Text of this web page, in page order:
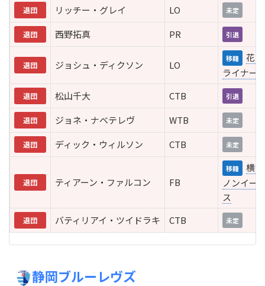
退団 リッチー・グレイ LO 未定
退団 西野拓真 PR 引退
退団 ジョシュ・ディクソン LO
移籍
花
ライナー
退団 松山千大 CTB 引退
退団 ジョネ・ナベテレヴ WTB 未定
退団 ディック・ウィルソン CTB 未定
退団 ティアーン・ファルコン FB
移籍
横
ノンイー
ス
退団 バティリアイ・ツイドラキ CTB 未定
静岡ブルーレヴズ